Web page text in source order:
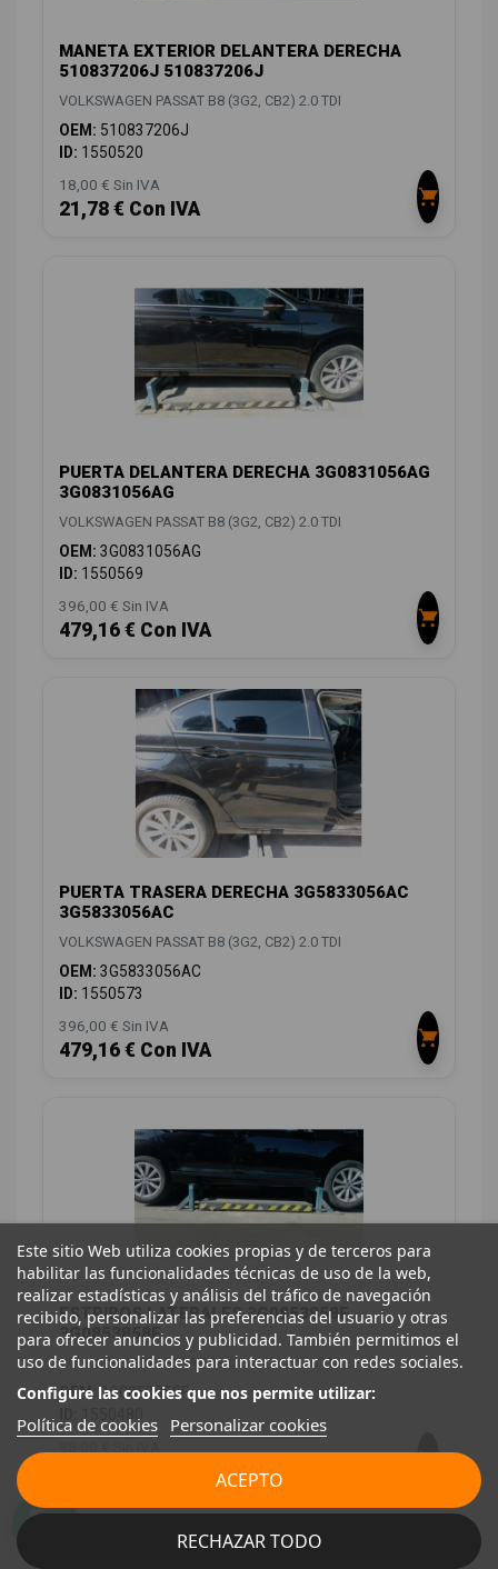
MANETA EXTERIOR DELANTERA DERECHA
510837206J 510837206J
VOLKSWAGEN PASSAT B8 (3G2, CB2) 2.0 TDI
OEM: 510837206J
ID: 1550520
18,00 € Sin IVA
21,78 € Con IVA
PUERTA DELANTERA DERECHA 3G0831056AG
3G0831056AG
VOLKSWAGEN PASSAT B8 (3G2, CB2) 2.0 TDI
OEM: 3G0831056AG
ID: 1550569
396,00 € Sin IVA
479,16 € Con IVA
PUERTA TRASERA DERECHA 3G5833056AC
3G5833056AC
VOLKSWAGEN PASSAT B8 (3G2, CB2) 2.0 TDI
OEM: 3G5833056AC
ID: 1550573
396,00 € Sin IVA
479,16 € Con IVA
ESTRIBOS LATERALES 3G0853858F
3G0853858F
VOLKSWAGEN PASSAT B8 (3G2, CB2) 2.0 TDI
OEM: 3G0853858F
1550480
Este sitio Web utiliza cookies propias y de terceros para
habilitar las funcionalidades técnicas de uso de la web,
realizar estadísticas y análisis del tráfico de navegación
recibido, personalizar las preferencias del usuario y otras
para ofrecer anuncios y publicidad. También permitimos el
uso de funcionalidades para interactuar con redes sociales.
Configure las cookies que nos permite utilizar:
Política de cookies Personalizar cookies
RECHAZAR TODO
ACEPTO